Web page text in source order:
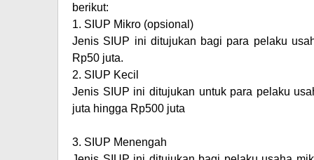
berikut:
1. SIUP Mikro (opsional)
Jenis SIUP ini ditujukan bagi para pelaku
Rp50 juta.
2. SIUP Kecil
Jenis SIUP ini ditujukan untuk para pelaku
juta hingga Rp500 juta
3. SIUP Menengah